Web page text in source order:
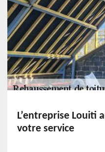
L’entreprise Louiti
votre service